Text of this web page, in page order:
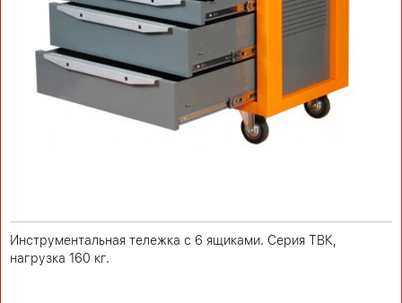
Инструментальная тележка с 6 ящиками. Серия ТВК,
нагрузка 160 кг.